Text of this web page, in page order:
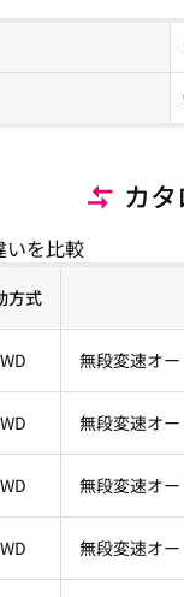
カ
いを比較
方式
無段変速オ
無段変速オ
無段変速オ
無段変速オ